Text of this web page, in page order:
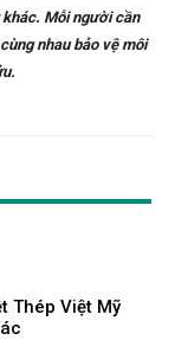
Mỗi người cần
nhau bảo vệ môi
Thép Việt Mỹ